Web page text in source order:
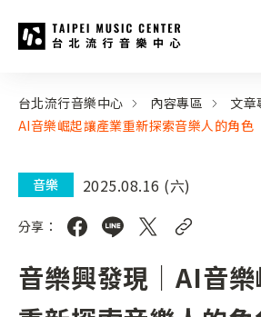
:::
台北流行音樂中心 內容專區 文章
AI音樂崛起讓產業重新探索音樂人的角色
音樂 2025.08.16 (六)
分享：
音樂興發現｜AI音